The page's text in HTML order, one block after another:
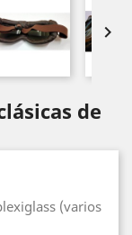

de
(varios